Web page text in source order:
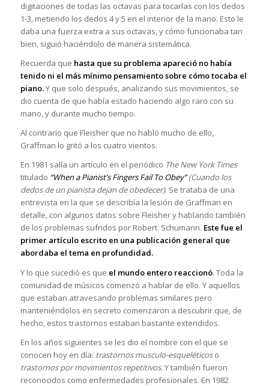
digitaciones de todas las octavas para tocarlas con los dedos
1-3, metiendo los dedos 4 y 5 en el interior de la mano. Esto le
daba una fuerza extra a sus octavas, y cómo funcionaba tan
bien, siguió haciéndolo de manera sistemática.
Recuerda que hasta que su problema apareció no había
tenido ni el más mínimo pensamiento sobre cómo tocaba el
piano.Y que solo después, analizando sus movimientos, se
dio cuenta de que había estado haciendo algo raro con su
mano, y durante mucho tiempo.
Al contrario que Fleisher que no habló mucho de ello,
Graffman lo gritó a los cuatro vientos.
En 1981 salía un artículo en el periódico The New York Times
titulado “When a Pianist’s Fingers Fail To Obey”(Cuando los
dedos de un pianista dejan de obedecer). Se trataba de una
entrevista en la que se describía la lesión de Graffman en
detalle, con algunos datos sobre Fleisher y hablando también
de los problemas sufridos por Robert Schumann. Este fue el
primer artículo escrito en una publicación general que
abordaba el tema en profundidad.
Y lo que sucedió es que el mundo entero reaccionó. Toda la
comunidad de músicos comenzó a hablar de ello. Y aquellos
que estaban atravesando problemas similares pero
manteniéndolos en secreto comenzaron a descubrir que, de
hecho, estos trastornos estaban bastante extendidos.
En los años siguientes se les dio el nombre con el que se
conocen hoy en día: trastornos musculo-esqueléticoso
trastornos por movimientos repetitivos. Y también fueron
reconocidos como enfermedades profesionales. En 1982